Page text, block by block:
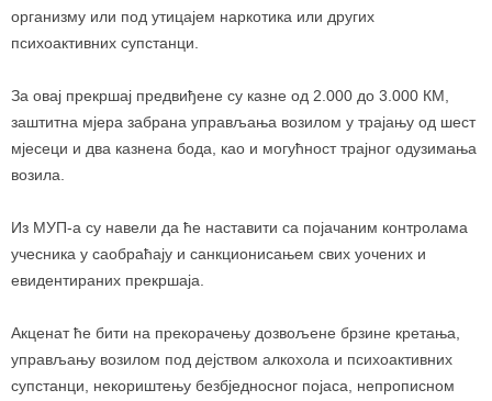
организму или под утицајем наркотика или других
психоактивних супстанци.
За овај прекршај предвиђене су казне од 2.000 до 3.000 КМ,
заштитна мјера забрана управљања возилом у трајању од шест
мјесеци и два казнена бода, као и могућност трајног одузимања
возила.
Из МУП-а су навели да ће наставити са појачаним контролама
учесника у саобраћају и санкционисањем свих уочених и
евидентираних прекршаја.
Акценат ће бити на прекорачењу дозвољене брзине кретања,
управљању возилом под дејством алкохола и психоактивних
супстанци, некориштењу безбједносног појаса, непрописном